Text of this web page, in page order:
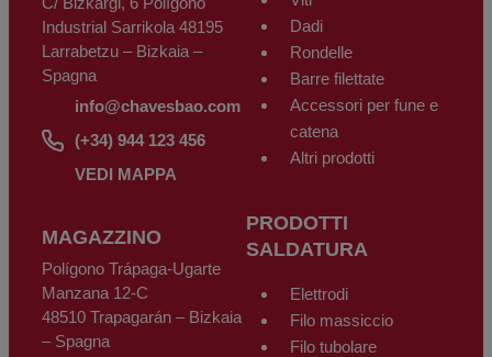
Industrial Sarrikola 48195
Larrabetzu – Bizkaia –
Spagna
info@chavesbao.com
(+34) 944 123 456
VEDI MAPPA
MAGAZZINO
Polígono Trápaga-Ugarte
Manzana 12-C
48510 Trapagarán – Bizkaia
– Spagna
Dadi
Rondelle
Barre filettate
Accessori per fune e
catena
Altri prodotti
PRODOTTI
SALDATURA
Elettrodi
Filo massiccio
Filo tubolare